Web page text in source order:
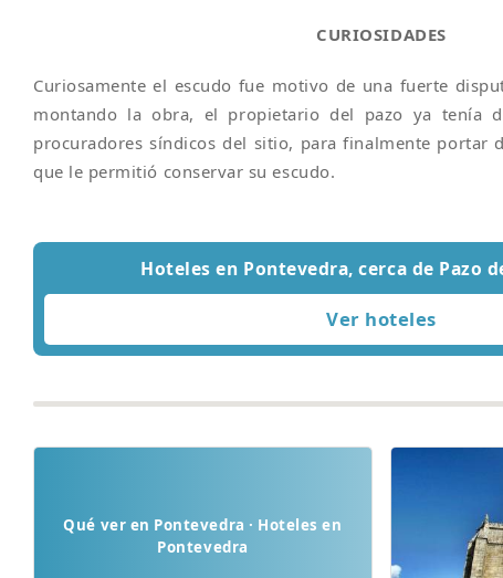
CURIOSIDADES
Curiosamente el escudo fue motivo de una fuerte
montando la obra, el propietario del pazo ya tenía
procuradores síndicos del sitio, para finalmente portar
que le permitió conservar su escudo.
Hoteles en Pontevedra, cerca de Pazo
Qué ver en Pontevedra · Hoteles en
Pontevedra